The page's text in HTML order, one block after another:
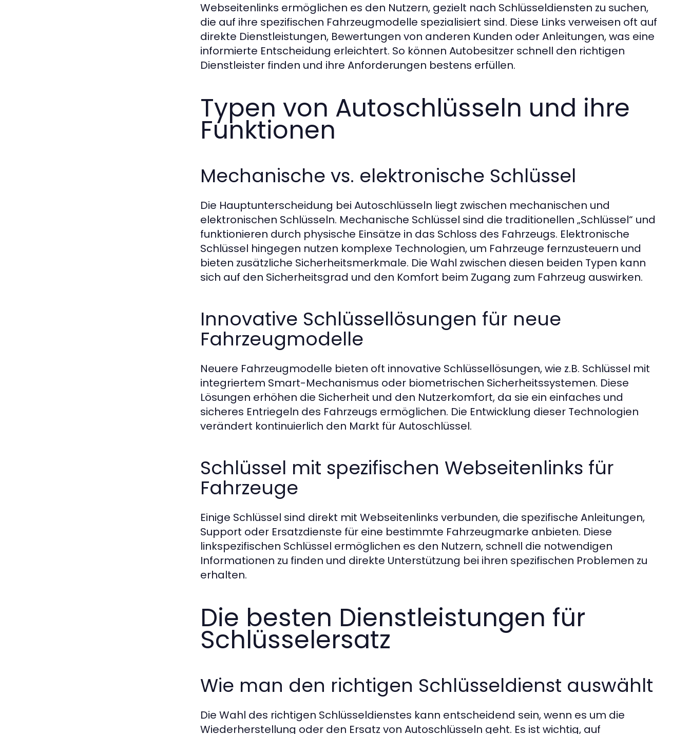
Webseitenlinks ermöglichen es den Nutzern, gezielt nach Schlüsseldiensten zu suchen,
die auf ihre spezifischen Fahrzeugmodelle spezialisiert sind. Diese Links verweisen oft auf
direkte Dienstleistungen, Bewertungen von anderen Kunden oder Anleitungen, was eine
informierte Entscheidung erleichtert. So können Autobesitzer schnell den richtigen
Dienstleister finden und ihre Anforderungen bestens erfüllen.
Typen von Autoschlüsseln und ihre
Funktionen
Mechanische vs. elektronische Schlüssel
Die Hauptunterscheidung bei Autoschlüsseln liegt zwischen mechanischen und
elektronischen Schlüsseln. Mechanische Schlüssel sind die traditionellen „Schlüssel“ und
funktionieren durch physische Einsätze in das Schloss des Fahrzeugs. Elektronische
Schlüssel hingegen nutzen komplexe Technologien, um Fahrzeuge fernzusteuern und
bieten zusätzliche Sicherheitsmerkmale. Die Wahl zwischen diesen beiden Typen kann
sich auf den Sicherheitsgrad und den Komfort beim Zugang zum Fahrzeug auswirken.
Innovative Schlüssellösungen für neue
Fahrzeugmodelle
Neuere Fahrzeugmodelle bieten oft innovative Schlüssellösungen, wie z.B. Schlüssel mit
integriertem Smart-Mechanismus oder biometrischen Sicherheitssystemen. Diese
Lösungen erhöhen die Sicherheit und den Nutzerkomfort, da sie ein einfaches und
sicheres Entriegeln des Fahrzeugs ermöglichen. Die Entwicklung dieser Technologien
verändert kontinuierlich den Markt für Autoschlüssel.
Schlüssel mit spezifischen Webseitenlinks für
Fahrzeuge
Einige Schlüssel sind direkt mit Webseitenlinks verbunden, die spezifische Anleitungen,
Support oder Ersatzdienste für eine bestimmte Fahrzeugmarke anbieten. Diese
linkspezifischen Schlüssel ermöglichen es den Nutzern, schnell die notwendigen
Informationen zu finden und direkte Unterstützung bei ihren spezifischen Problemen zu
erhalten.
Die besten Dienstleistungen für
Schlüsselersatz
Wie man den richtigen Schlüsseldienst auswählt
Die Wahl des richtigen Schlüsseldienstes kann entscheidend sein, wenn es um die
Wiederherstellung oder den Ersatz von Autoschlüsseln geht. Es ist wichtig, auf